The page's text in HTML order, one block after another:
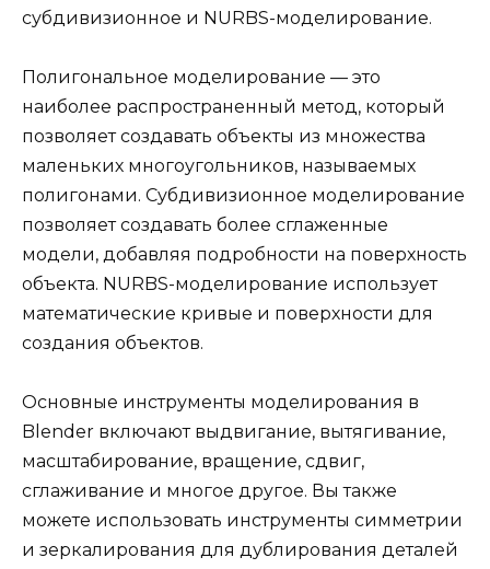
субдивизионное и NURBS-моделирование.
Полигональное моделирование — это
наиболее распространенный метод, который
позволяет создавать объекты из множества
маленьких многоугольников, называемых
полигонами. Субдивизионное моделирование
позволяет создавать более сглаженные
модели, добавляя подробности на поверхность
объекта. NURBS-моделирование использует
математические кривые и поверхности для
создания объектов.
Основные инструменты моделирования в
Blender включают выдвигание, вытягивание,
масштабирование, вращение, сдвиг,
сглаживание и многое другое. Вы также
можете использовать инструменты симметрии
и зеркалирования для дублирования деталей